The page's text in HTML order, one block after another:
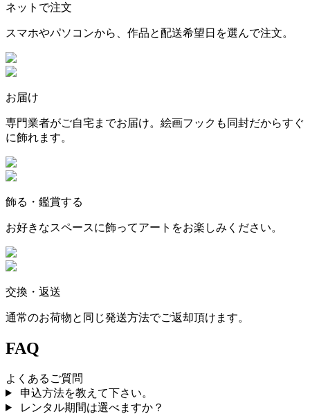
ネットで注文
スマホやパソコンから、作品と配送希望日を選んで注文。
お届け
専門業者がご自宅までお届け。絵画フックも同封だからすぐ
に飾れます。
飾る・鑑賞する
お好きなスペースに飾ってアートをお楽しみください。
交換・返送
通常のお荷物と同じ発送方法でご返却頂けます。
FAQ
よくあるご質問
申込方法を教えて下さい。
レンタル期間は選べますか？